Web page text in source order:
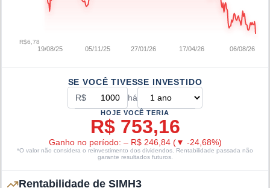
19/08/25 05/11/25 27/01/26 17/04/26 06/08/26
R$6,78
SE VOCÊ TIVESSE INVESTIDO
R$
há
HOJE VOCÊ TERIA
R$ 753,16
Ganho no período: – R$ 246,84 (▼ -24,68%)
*O valor não considera o reinvestimento dos dividendos. Rentabilidade passada não
garante resultados futuros.
Rentabilidade de SIMH3